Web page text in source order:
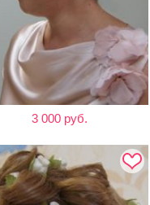
3 000 руб.